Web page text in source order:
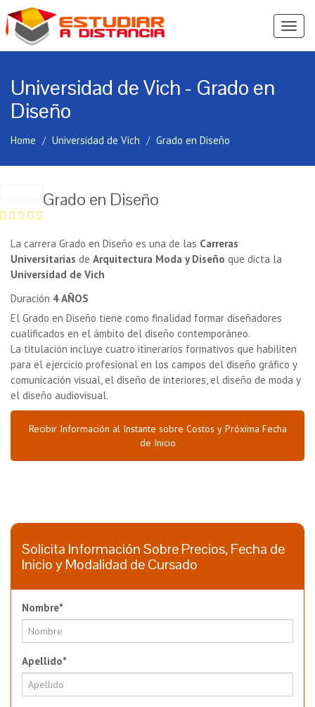
Ver
Universidad de Vich - Grado en
Diseño
Home Universidad de Vich Grado en Diseño
Grado en Diseño
La carrera Grado en Diseño es una de las Carreras
Universitarias de Arquitectura Moda y Diseño que dicta la
Universidad de Vich
Duración 4 AÑOS
El Grado en Diseño tiene como finalidad formar diseñadores
cualificados en el ámbito del diseño contemporáneo.
La titulación incluye cuatro itinerarios formativos que habiliten
para el ejercicio profesional en los campos del diseño gráfico y
comunicación visual, el diseño de interiores, el diseño de moda y
el diseño audiovisual.
Recibir Información al Instante sobre Costos y Próxima Fecha
de Inicio
Solicita Información Sobre Precios, Fecha de
Inicio y Modalidad de Cursado
Nombre*
Apellido*